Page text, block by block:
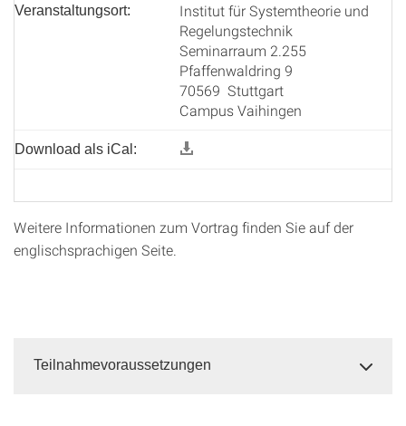
Veranstaltungsort:
Institut für Systemtheorie und
Regelungstechnik
Seminarraum 2.255
Pfaffenwaldring 9
70569 Stuttgart
Campus Vaihingen
Download als iCal:
Weitere Informationen zum Vortrag finden Sie auf der
englischsprachigen Seite.
Teilnahmevoraussetzungen